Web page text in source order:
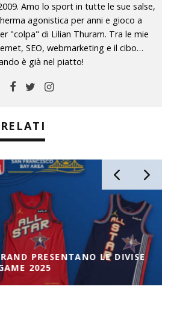
Amo lo sport in tutte le sue salse,
agonistica per anni e gioco a
"colpa" di Lilian Thuram. Tra le mie
SEO, webmarketing e il cibo…
è già nel piatto!
PRESENTANO LE DIVISE
2025